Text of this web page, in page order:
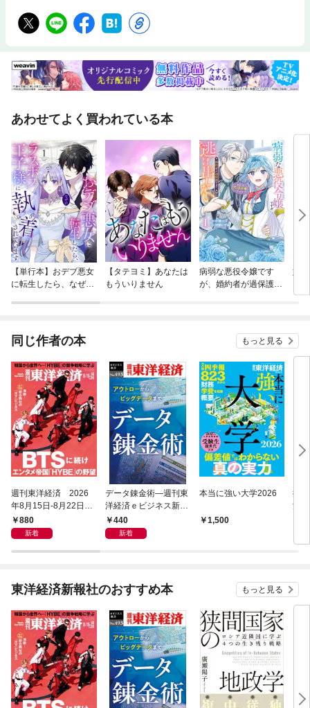
あわせてよく買われている本
【単行本】おデブ悪女
に転生したら、なぜか
【タテヨミ】あなたは
もういりません
病弱な悪役令嬢です
が、婚約者が過保護す
妹
同じ作者の本 もっと見る
週刊東洋経済 2026
年8月15日-8月22日合
併号880
新着
データ錬金術―週刊東
洋経済ｅビジネス新書
Ｎo.493
440
新着
本当に強い大学2026
1,500
損
洋
東洋経済新報社のおすすめ本 もっと見る